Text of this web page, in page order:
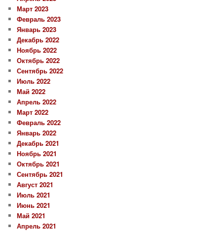
Март 2023
Февраль 2023
Январь 2023
Декабрь 2022
Ноябрь 2022
Октябрь 2022
Сентябрь 2022
Июль 2022
Май 2022
Апрель 2022
Март 2022
Февраль 2022
Январь 2022
Декабрь 2021
Ноябрь 2021
Октябрь 2021
Сентябрь 2021
Август 2021
Июль 2021
Июнь 2021
Май 2021
Апрель 2021